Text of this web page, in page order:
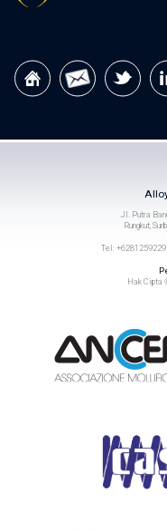
Jl. Putra
Rungkut,
Tel:
Hak Cipta